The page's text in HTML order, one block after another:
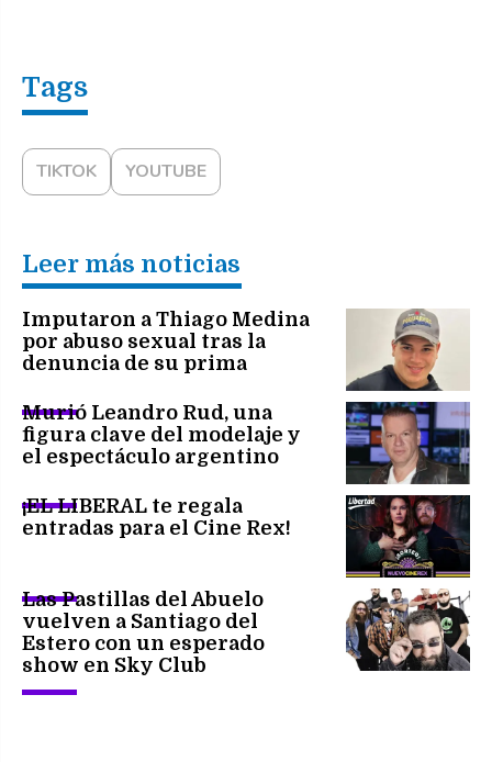
TIKTOK YOUTUBE
Leer más noticias
Imputaron a Thiago Medina
por abuso sexual tras la
denuncia de su prima
Murió Leandro Rud, una
figura clave del modelaje y
el espectáculo argentino
¡EL LIBERAL te regala
entradas para el Cine Rex!
Las Pastillas del Abuelo
vuelven a Santiago del
Estero con un esperado
show en Sky Club